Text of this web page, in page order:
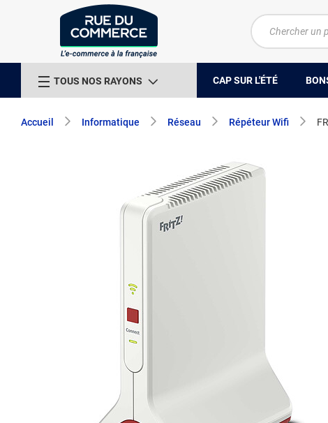
TOUS NOS RAYONS CAP SUR L'ÉTÉ
Accueil Informatique Réseau Répéteur Wifi